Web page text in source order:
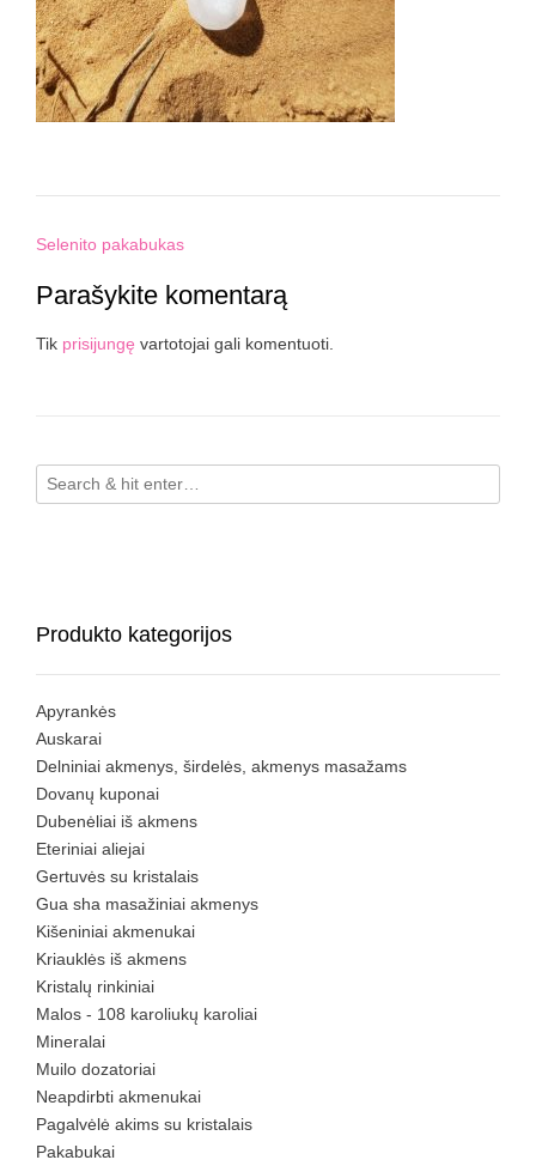
Post
Selenito pakabukas
Parašykite komentarą
Tik prisijungę vartotojai gali komentuoti.
Produkto kategorijos
Apyrankės
Auskarai
Delniniai akmenys, širdelės, akmenys masažams
Dovanų kuponai
Dubenėliai iš akmens
Eteriniai aliejai
Gertuvės su kristalais
Gua sha masažiniai akmenys
Kišeniniai akmenukai
Kriauklės iš akmens
Kristalų rinkiniai
Malos - 108 karoliukų karoliai
Mineralai
Muilo dozatoriai
Neapdirbti akmenukai
Pagalvėlė akims su kristalais
Pakabukai